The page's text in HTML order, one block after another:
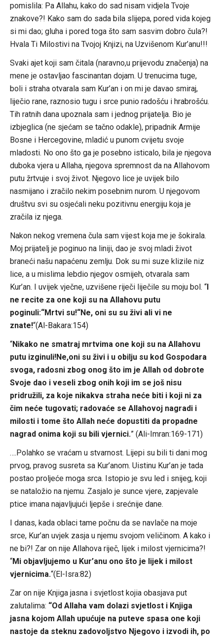
pomislila: Pa Allahu, kako do sad nisam vidjela Tvoje
znakove?! Kako sam do sada bila slijepa, pored vida kojeg
si mi dao; gluha i pored toga što sam sasvim dobro čula?!
Hvala Ti Milostivi na Tvojoj Knjizi, na Uzvišenom Kur’anu!!!
Svaki ajet koji sam čitala (naravno,u prijevodu značenja) na
mene je ostavljao fascinantan dojam. U trenucima tuge,
boli i straha otvarala sam Kur’an i on mi je davao smiraj,
liječio rane, raznosio tugu i srce punio radošću i hrabrošću.
Tih ratnih dana upoznala sam i jednog prijatelja. Bio je
izbjeglica (ne sjećam se tačno odakle), pripadnik Armije
Bosne i Hercegovine, mladić u punom cvijetu svoje
mladosti. No ono što ga je posebno isticalo, bila je njegova
duboka vjera u Allaha, njegova spremnost da na Allahovom
putu žrtvuje i svoj život. Njegovo lice je uvijek bilo
nasmijano i zračilo nekim posebnim nurom. U njegovom
društvu svi su osjećali neku pozitivnu energiju koja je
zračila iz njega.
Nakon nekog vremena čula sam vijest koja me je šokirala.
Moj prijatelj je poginuo na liniji, dao je svoj mladi život
braneći našu napaćenu zemlju. Dok su mi suze klizile niz
lice, a u mislima lebdio njegov osmijeh, otvarala sam
Kur’an. I uvijek vječne, uzvišene riječi liječile su moju bol. “I
ne recite za one koji su na Allahovu putu
poginuli:“Mrtvi su!“Ne, oni su su živi ali vi ne
znate!“(Al-Bakara:154)
“Nikako ne smatraj mrtvima one koji su na Allahovu
putu izginuli!Ne,oni su živi i u obilju su kod Gospodara
svoga, radosni zbog onog što im je Allah od dobrote
Svoje dao i veseli zbog onih koji im se još nisu
pridružili, za koje nikakva straha neće biti i koji ni za
čim neće tugovati; radovaće se Allahovoj nagradi i
milosti i tome što Allah neće dopustiti da propadne
nagrad onima koji su bili vjernici.” (Ali-Imran:169-171)
….Polahko se vraćam u stvarnost. Lijepi su bili ti dani mog
prvog, pravog susreta sa Kur’anom. Uistinu Kur’an je tada
postao proljeće moga srca. Istopio je svu led i snijeg, koji
se nataložio na njemu. Zasjalo je sunce vjere, zapjevale
ptice imana najavljujući ljepše i srećnije dane.
I danas, kada oblaci tame počnu da se navlače na moje
srce, Kur’an uvjek zasja u njemu svojom veličinom. A kako i
ne bi?! Zar on nije Allahova riječ, lijek i milost vjernicima?!
“Mi objavljujemo u Kur’anu ono što je lijek i milost
vjernicima.“(El-Isra:82)
Zar on nije Knjiga jasna i svjetlost kojia obasjava put
zalutalima: “Od Allaha vam dolazi svjetlost i Knjiga
jasna kojom Allah upućuje na puteve spasa one koji
nastoje da steknu zadovoljstvo Njegovo i izvodi ih, po